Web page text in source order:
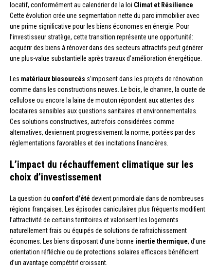
locatif, conformément au calendrier de la loi Climat et Résilience
Cette évolution crée une segmentation nette du parc immobilier avec
une prime significative pour les biens économes en énergie. Pour
l’investisseur stratège, cette transition représente une opportunité:
acquérir des biens à rénover dans des secteurs attractifs peut générer
une plus-value substantielle après travaux d’amélioration énergétique.
Les matériaux biosourcés s’imposent dans les projets de rénovation
comme dans les constructions neuves. Le bois, le chanvre, la ouate de
cellulose ou encore la laine de mouton répondent aux attentes des
locataires sensibles aux questions sanitaires et environnementales.
Ces solutions constructives, autrefois considérées comme
alternatives, deviennent progressivement la norme, portées par des
réglementations favorables et des incitations financières.
L’impact du réchauffement climatique sur les
choix d’investissement
La question du confort d’été devient primordiale dans de nombreuses
régions françaises. Les épisodes caniculaires plus fréquents modifient
l’attractivité de certains territoires et valorisent les logements
naturellement frais ou équipés de solutions de rafraîchissement
économes. Les biens disposant d’une bonne inertie thermique, d’une
orientation réfléchie ou de protections solaires efficaces bénéficient
d’un avantage compétitif croissant.